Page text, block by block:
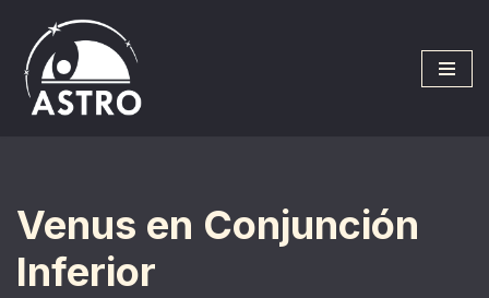
Saltar
al
contenido
Venus en Conjunción
Inferior